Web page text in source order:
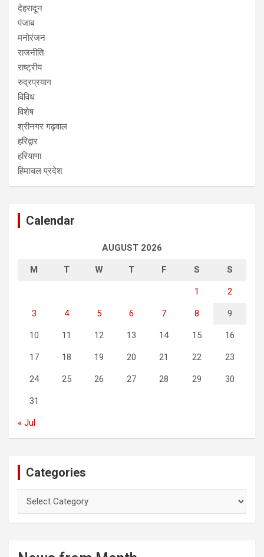
देहरादून
पंजाब
मनोरंजन
राजनीति
राष्ट्रीय
रुद्रप्रयाग
विविध
विशेष
श्रीनगर गढ़वाल
हरिद्वार
हरियाणा
हिमाचल प्रदेश
Calendar
AUGUST 2026
M T W T F S S
1 2
3 4 5 6 7 8 9
10 11 12 13 14 15 16
17 18 19 20 21 22 23
24 25 26 27 28 29 30
31
« Jul
Categories